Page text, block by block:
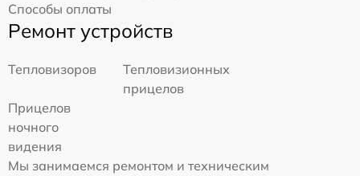
Способы оплаты
Ремонт устройств
Тепловизоров
Тепловизионных
прицелов
Прицелов
ночного
видения
Мы занимаемся ремонтом и техническим